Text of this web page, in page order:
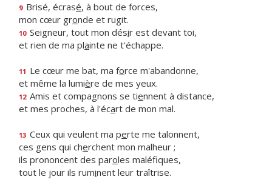
9 Brisé, écrasé, à bout de forces,
mon cœur gronde et rugit.
10 Seigneur, tout mon désir est devant toi,
et rien de ma plainte ne t'échappe.
11 Le cœur me bat, ma force m'abandonne,
et même la lumière de mes yeux.
12 Amis et compagnons se tiennent à distance,
et mes proches, à l'écart de mon mal.
13 Ceux qui veulent ma perte me talonnent,
ces gens qui cherchent mon malheur ;
ils prononcent des paroles maléfiques,
tout le jour ils ruminent leur traîtrise.